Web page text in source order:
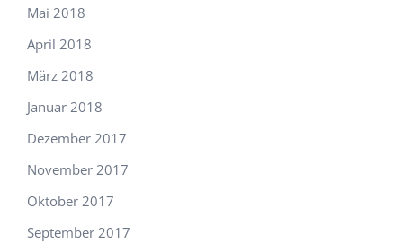
Mai 2018
April 2018
März 2018
Januar 2018
Dezember 2017
November 2017
Oktober 2017
September 2017